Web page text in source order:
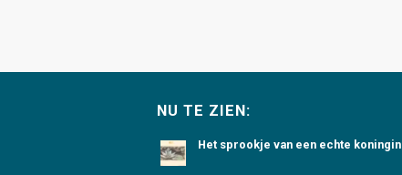
NU TE ZIEN:
Het sprookje van een echte koningin